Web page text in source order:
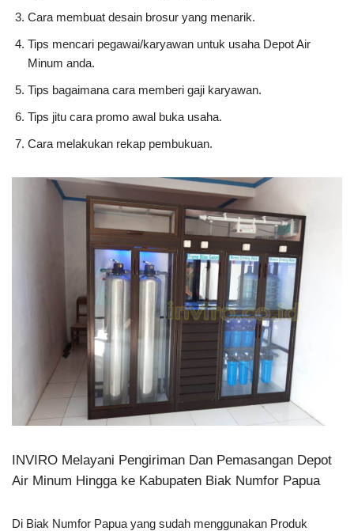
Cara membuat desain brosur yang menarik.
Tips mencari pegawai/karyawan untuk usaha Depot Air
Minum anda.
Tips bagaimana cara memberi gaji karyawan.
Tips jitu cara promo awal buka usaha.
Cara melakukan rekap pembukuan.
INVIRO Melayani Pengiriman Dan Pemasangan Depot
Air Minum Hingga ke Kabupaten Biak Numfor Papua
Di Biak Numfor Papua yang sudah menggunakan Produk